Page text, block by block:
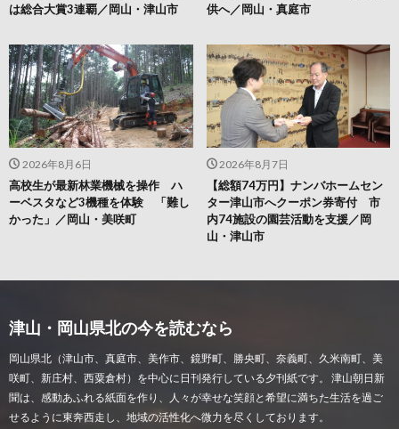
2026年8月7日
【総額74万円】ナンバホームセン
ター津山市へクーポン券寄付 市
内74施設の園芸活動を支援／岡
山・津山市
2026年8月6日
高校生が最新林業機械を操作 ハ
ーベスタなど3機種を体験 「難し
かった」／岡山・美咲町
供へ／岡山・真庭市
は総合大賞3連覇／岡山・津山市
津山・岡山県北の今を読むなら
岡山県北（津山市、真庭市、美作市、鏡野町、勝央町、奈義町、久米南町、美
咲町、新庄村、西粟倉村）を中心に日刊発行している夕刊紙です。 津山朝日新
聞は、感動あふれる紙面を作り、人々が幸せな笑顔と希望に満ちた生活を過ご
せるように東奔西走し、地域の活性化へ微力を尽くしております。